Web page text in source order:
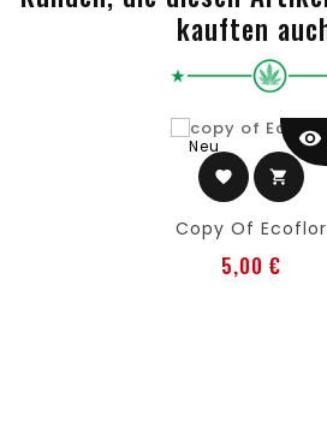
kauften
Neu
favorite shopping_cart
visibility
Copy Of Ecoflor
5,00 €